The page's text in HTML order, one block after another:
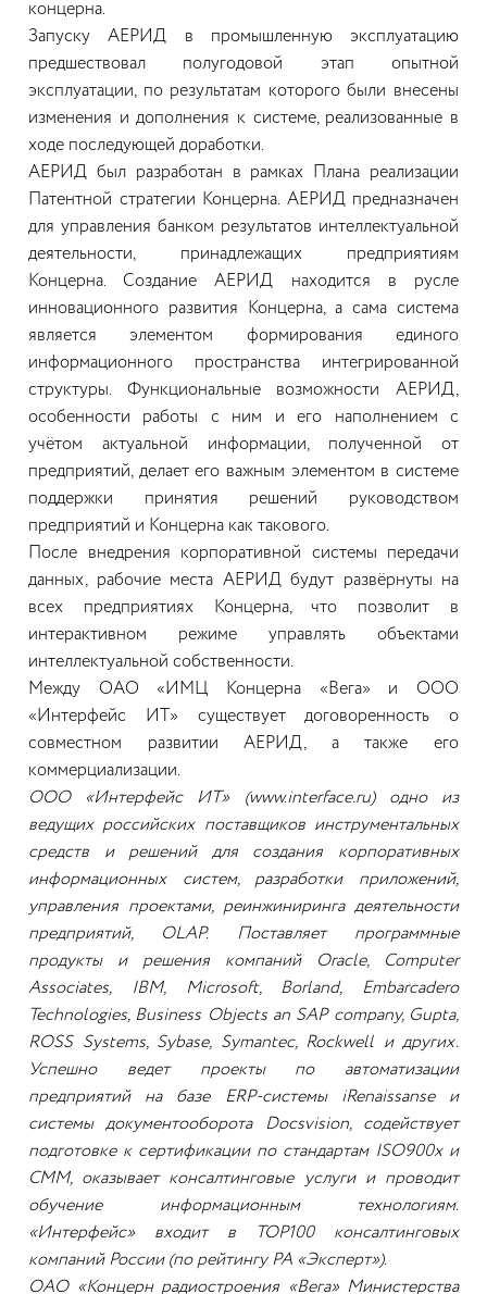
концерна.
Запуску АЕРИД в промышленную эксплуатацию
предшествовал полугодовой этап опытной
эксплуатации, по результатам которого были внесены
изменения и дополнения к системе, реализованные в
ходе последующей доработки.
АЕРИД был разработан в рамках Плана реализации
Патентной стратегии Концерна. АЕРИД предназначен
для управления банком результатов интеллектуальной
деятельности, принадлежащих предприятиям
Концерна. Создание АЕРИД находится в русле
инновационного развития Концерна, а сама система
является элементом формирования единого
информационного пространства интегрированной
структуры. Функциональные возможности АЕРИД,
особенности работы с ним и его наполнением с
учётом актуальной информации, полученной от
предприятий, делает его важным элементом в системе
поддержки принятия решений руководством
предприятий и Концерна как такового.
После внедрения корпоративной системы передачи
данных, рабочие места АЕРИД будут развёрнуты на
всех предприятиях Концерна, что позволит в
интерактивном режиме управлять объектами
интеллектуальной собственности.
Между ОАО «ИМЦ Концерна «Вега» и ООО
«Интерфейс ИТ» существует договоренность о
совместном развитии АЕРИД, а также его
коммерциализации.
ООО «Интерфейс ИТ» (www.interface.ru) одно из
ведущих российских поставщиков инструментальных
средств и решений для создания корпоративных
информационных систем, разработки приложений,
управления проектами, реинжиниринга деятельности
предприятий, OLAP. Поставляет программные
продукты и решения компаний Oracle, Computer
Associates, IBM, Microsoft, Borland, Embarcadero
Technologies, Business Objects an SAP company, Gupta,
ROSS Systems, Sybase, Symantec, Rockwell и других.
Успешно ведет проекты по автоматизации
предприятий на базе ERP-системы iRenaissanse и
системы документооборота Docsvision, содействует
подготовке к сертификации по стандартам ISO900x и
CMM, оказывает консалтинговые услуги и проводит
обучение информационным технологиям.
«Интерфейс» входит в TOP100 консалтинговых
компаний России (по рейтингу РА «Эксперт»).
ОАО «Концерн радиостроения «Вега» Министерства